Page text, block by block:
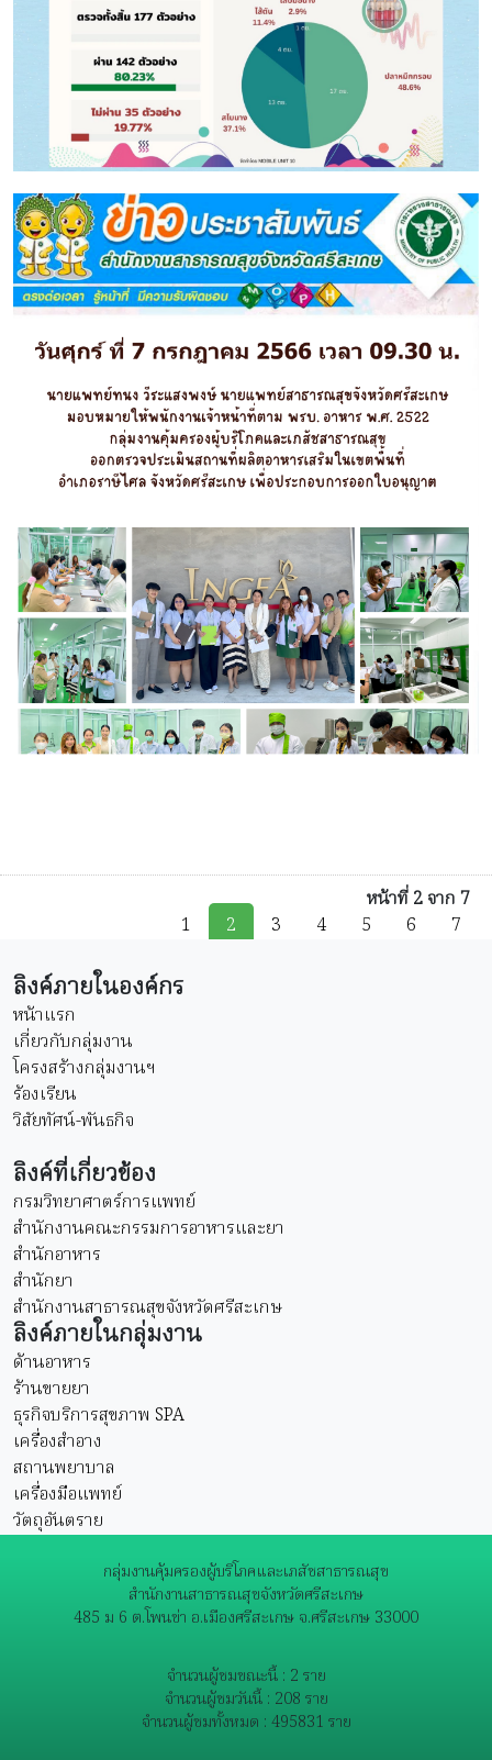
หน้าที่ 2 จาก 7
1
2 3 4 5 6 7
ลิงค์ภายในองค์กร
หน้าแรก
เกี่ยวกับกลุ่มงาน
โครงสร้างกลุ่มงานฯ
ร้องเรียน
วิสัยทัศน์-พันธกิจ
ลิงค์ที่เกี่ยวข้อง
กรมวิทยาศาตร์การแพทย์
สำนักงานคณะกรรมการอาหารและยา
สำนักอาหาร
สำนักยา
สำนักงานสาธารณสุขจังหวัดศรีสะเกษ
ลิงค์ภายในกลุ่มงาน
ด้านอาหาร
ร้านขายยา
ธุรกิจบริการสุขภาพ SPA
เครื่องสำอาง
สถานพยาบาล
เครื่องมือแพทย์
วัตถุอันตราย
กลุ่มงานคุ้มครองผู้บริโภคและเภสัชสาธารณสุข
สำนักงานสาธารณสุขจังหวัดศรีสะเกษ
485 ม 6 ต.โพนข่า อ.เมืองศรีสะเกษ จ.ศรีสะเกษ 33000
จำนวนผู้ชมขณะนี้ : 2 ราย
จำนวนผู้ชมวันนี้ : 208 ราย
จำนวนผู้ชมทั้งหมด : 495831 ราย